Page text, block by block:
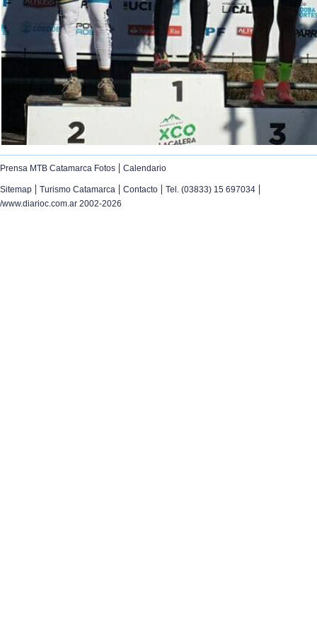
Prensa MTB Catamarca Fotos | Calendario
Sitemap | Turismo Catamarca | Contacto | Tel. (03833) 15 697034 |
/www.diarioc.com.ar 2002-2026